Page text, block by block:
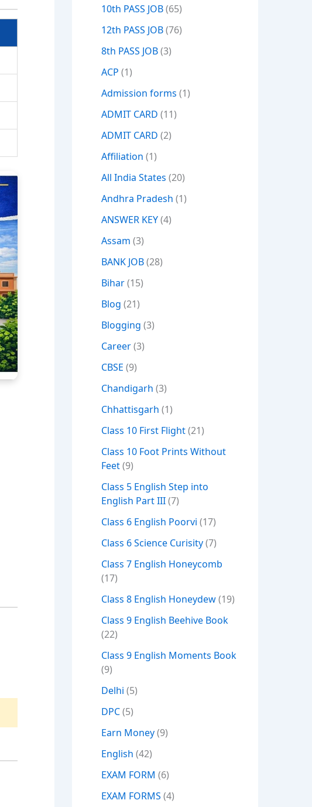
10th PASS JOB(65)
12th PASS JOB(76)
8th PASS JOB(3)
ACP (1)
Admission forms (1)
ADMIT CARD (11)
ADMIT CARD (2)
Affiliation (1)
All India States (20)
Andhra Pradesh (1)
ANSWER KEY(4)
Assam (3)
BANK JOB(28)
Bihar(15)
Blog (21)
Blogging (3)
Career(3)
CBSE (9)
Chandigarh (3)
Chhattisgarh (1)
Class 10 First Flight(21)
Class 10 Foot Prints Without
Feet(9)
Class 5 English Step into
English Part III(7)
Class 6 English Poorvi (17)
Class 6 Science Curisity(7)
Class 7 English Honeycomb
(17)
Class 8 English Honeydew(19)
Class 9 English Beehive Book
(22)
Class 9 English Moments Book
(9)
Delhi (5)
DPC(5)
Earn Money(9)
English (42)
EXAM FORM (6)
EXAM FORMS (4)